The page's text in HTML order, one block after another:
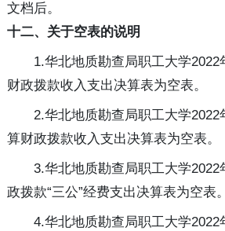
文档后。
十二、关于空表的说明
1.华北地质勘查局职工大学
财政拨款收入支出决算表为空表。
2.华北地质勘查局职工大学2022
算财政拨款收入支出决算表为空表。
3.华北地质勘查局职工大学
政拨款“三公”经费支出决算表为空表。
4.华北地质勘查局职工大学2022